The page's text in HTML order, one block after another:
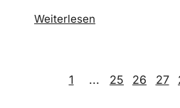
Weiterlesen
1 ... 25 26 27